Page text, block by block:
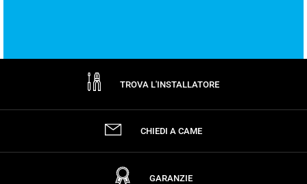
TROVA L'INSTALLATORE
CHIEDI A CAME
GARANZIE